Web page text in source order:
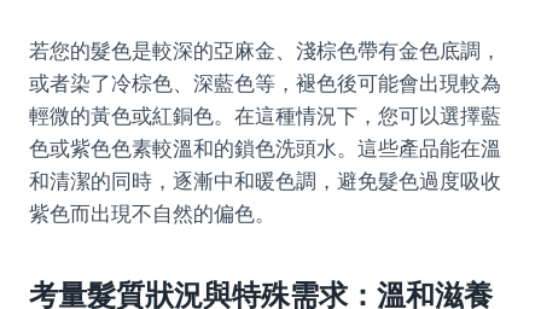
若您的髮色是較深的亞麻金、淺棕色帶有金色底調，
或者染了冷棕色、深藍色等，褪色後可能會出現較為
輕微的黃色或紅銅色。在這種情況下，您可以選擇藍
色或紫色色素較溫和的鎖色洗頭水。這些產品能在溫
和清潔的同時，逐漸中和暖色調，避免髮色過度吸收
紫色而出現不自然的偏色。
考量髮質狀況與特殊需求：溫和滋養